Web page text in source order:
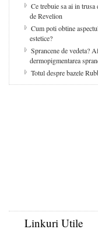
Ce trebuie sa ai in
de Revelion
Cum poti obtine
estetice?
Sprancene de vedeta?
dermopigmentarea
Totul despre bazele
Linkuri Utile